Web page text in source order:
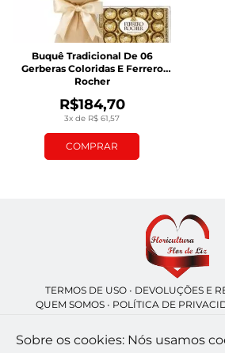
COMPRAR
3x de R$ 61,57
R$184,70
Buquê Tradicional De 06
Gerberas Coloridas E Ferrero
Rocher
TERMOS DE USO• DEVOLUÇÕES E
QUEM SOMOS• POLÍTICA DE
Sobre os cookies: Nós usamos